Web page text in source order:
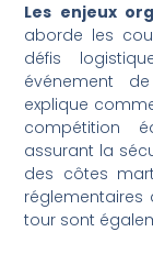
Les enjeux
aborde les
défis
événement
explique
compétition
assurant la
des côtes
réglementaires
tour sont